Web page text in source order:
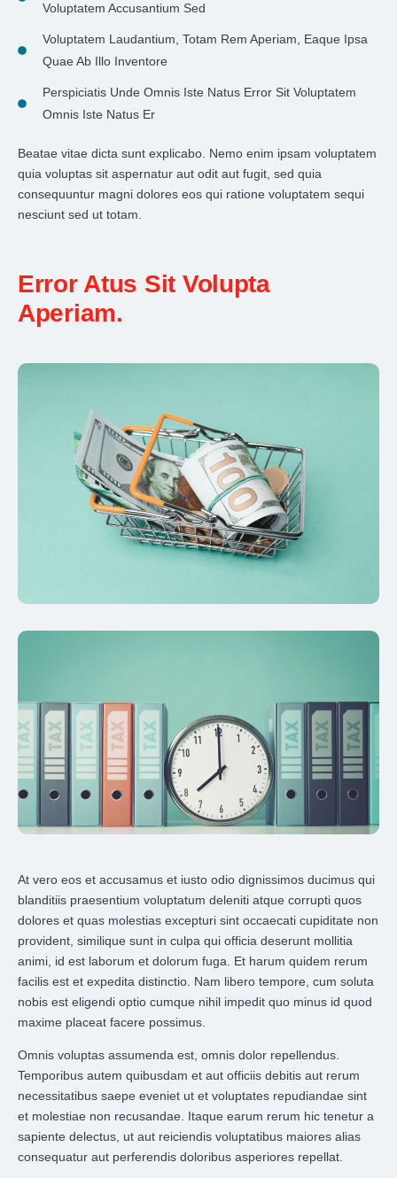
Voluptatem Accusantium Sed
Voluptatem Laudantium, Totam Rem Aperiam, Eaque Ipsa
Quae Ab Illo Inventore
Perspiciatis Unde Omnis Iste Natus Error Sit Voluptatem
Omnis Iste Natus Er
Beatae vitae dicta sunt explicabo. Nemo enim ipsam voluptatem
quia voluptas sit aspernatur aut odit aut fugit, sed quia
consequuntur magni dolores eos qui ratione voluptatem sequi
nesciunt sed ut totam.
Error Atus Sit Volupta
Aperiam.
At vero eos et accusamus et iusto odio dignissimos ducimus qui
blanditiis praesentium voluptatum deleniti atque corrupti quos
dolores et quas molestias excepturi sint occaecati cupiditate non
provident, similique sunt in culpa qui officia deserunt mollitia
animi, id est laborum et dolorum fuga. Et harum quidem rerum
facilis est et expedita distinctio. Nam libero tempore, cum soluta
nobis est eligendi optio cumque nihil impedit quo minus id quod
maxime placeat facere possimus.
Omnis voluptas assumenda est, omnis dolor repellendus.
Temporibus autem quibusdam et aut officiis debitis aut rerum
necessitatibus saepe eveniet ut et voluptates repudiandae sint
et molestiae non recusandae. Itaque earum rerum hic tenetur a
sapiente delectus, ut aut reiciendis voluptatibus maiores alias
consequatur aut perferendis doloribus asperiores repellat.